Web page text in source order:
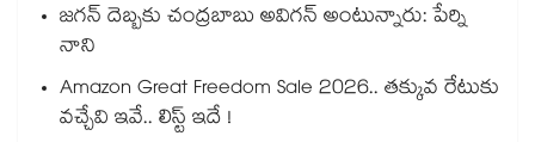
జగన్ దెబ్బకు చంద్రబాబు అవిగన్ అంటున్నారు: పేర్ని
నాని
Amazon Great Freedom Sale 2026.. తక్కువ రేటుకు
వచ్చేవి ఇవే.. లిస్ట్ ఇదే !